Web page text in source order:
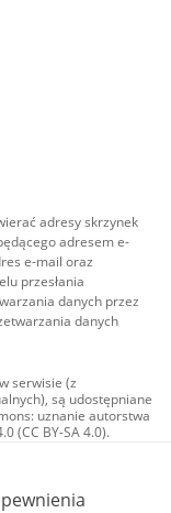
adresy skrzynek
adresem e-
e-mail oraz
przesłania
danych przez
danych
serwisie (z
są udostępniane
uznanie autorstwa
(CC BY-SA 4.0).
zdjęcia, materiały
na licencji typu
użycie
4.0 (CC BY-